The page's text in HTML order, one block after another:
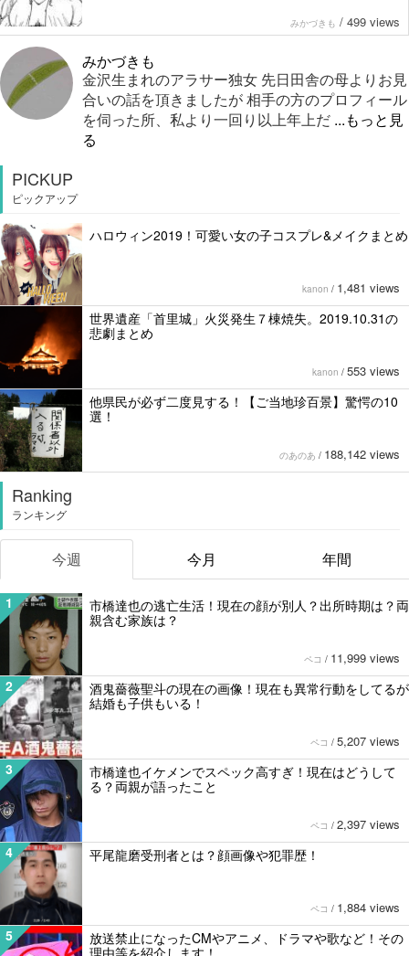
みかづきも / 499 views
みかづきも
金沢生まれのアラサー独女 先日田舎の母よりお見
合いの話を頂きましたが 相手の方のプロフィール
を伺った所、私より一回り以上年上だ ...もっと見
る
PICKUP
ピックアップ
ハロウィン2019！可愛い女の子コスプレ&メイクまとめ
kanon / 1,481 views
世界遺産「首里城」火災発生７棟焼失。2019.10.31の
悲劇まとめ
kanon / 553 views
他県民が必ず二度見する！【ご当地珍百景】驚愕の10
選！
のあのあ / 188,142 views
Ranking
ランキング
今週 今月 年間
1
市橋達也の逃亡生活！現在の顔が別人？出所時期は？両
親含む家族は？
ペコ / 11,999 views
2
酒鬼薔薇聖斗の現在の画像！現在も異常行動をしてるが
結婚も子供もいる！
ペコ / 5,207 views
3
市橋達也イケメンでスペック高すぎ！現在はどうして
る？両親が語ったこと
ペコ / 2,397 views
4 平尾龍磨受刑者とは？顔画像や犯罪歴！
ペコ / 1,884 views
5
放送禁止になったCMやアニメ、ドラマや歌など！その